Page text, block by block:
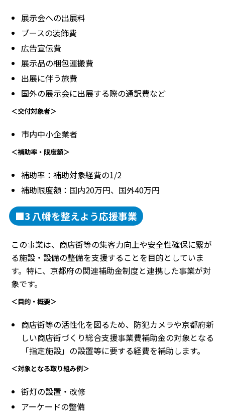
展示会への出展料
ブースの装飾費
広告宣伝費
展示品の梱包運搬費
出展に伴う旅費
国外の展示会に出展する際の通訳費など
＜交付対象者＞
市内中小企業者
＜補助率・限度額＞
補助率：補助対象経費の1/2
補助限度額：国内20万円、国外40万円
■3 八幡を整えよう応援事業
この事業は、商店街等の集客力向上や安全性確保に繋が
る施設・設備の整備を支援することを目的としていま
す。特に、京都府の関連補助金制度と連携した事業が対
象です。
＜目的・概要＞
商店街等の活性化を図るため、防犯カメラや京都府新
しい商店街づくり総合支援事業費補助金の対象となる
「指定施設」の設置等に要する経費を補助します。
＜対象となる取り組み例＞
街灯の設置・改修
アーケードの整備